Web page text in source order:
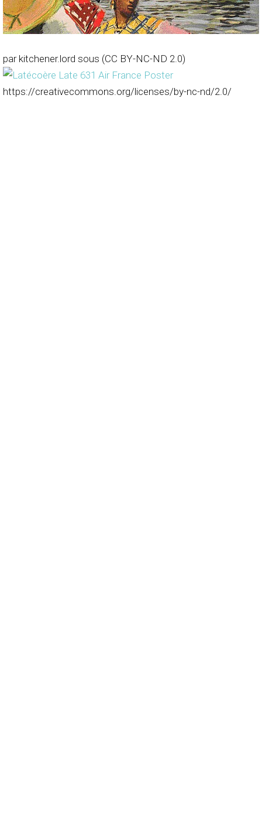
par kitchener.lord sous (CC BY-NC-ND 2.0)
https://creativecommons.org/licenses/by-nc-nd/2.0/